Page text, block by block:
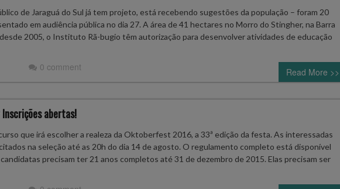
de Jaraguá do Sul já tem projeto, está recebendo sugestões da população – foram 20
em audiência pública no dia 27. A área de 41 hectares no Morro do Stingher, na Barra
2005, o Instituto Rã-bugio têm autorização para desenvolver atividades de educação
0 comment Read More >>
abertas!
que irá escolher a realeza da Oktoberfest 2016, a 33ª edição da festa. As interessadas
na seleção até as 20h do dia 14 de agosto. O regulamento completo está disponível
precisam ter 21 anos completos até 31 de dezembro de 2015. Elas precisam ser